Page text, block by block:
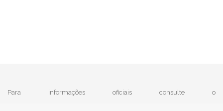
Para informações oficiais consulte o